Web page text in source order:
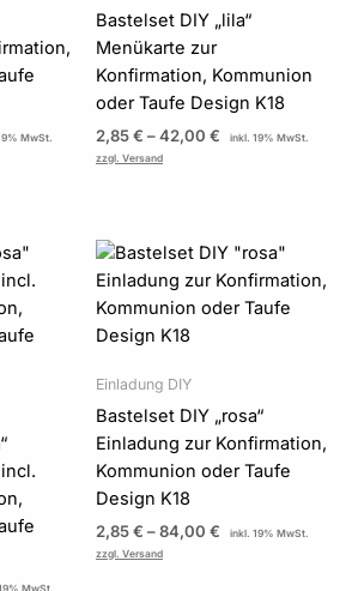
MwSt.
Bastelset DIY „lila“
Menükarte zur
Konfirmation, Kommunion
oder Taufe Design K18
2,85€ –42,00 €
inkl. 19% MwSt.
zzgl. Versand
€
MwSt.
Einladung DIY
Bastelset DIY „rosa“
Einladung zur Konfirmation,
Kommunion oder Taufe
Design K18
2,85€ –84,00 €
Preisspanne:
bis
84,00 €
inkl. 19% MwSt.
zzgl. Versand